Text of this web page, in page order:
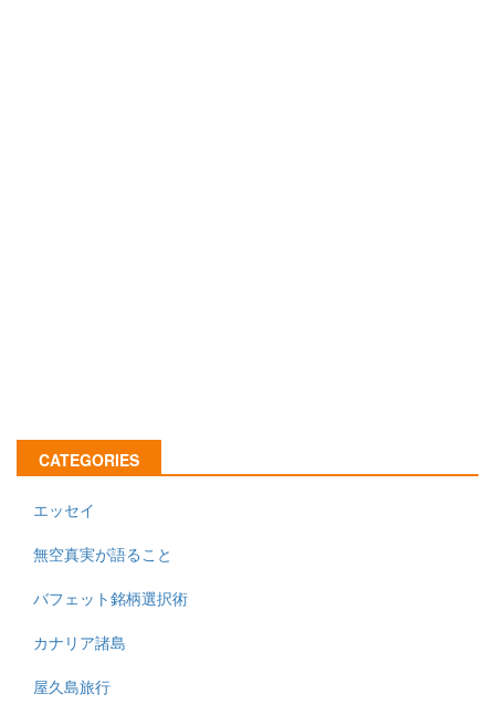
CATEGORIES
エッセイ
無空真実が語ること
バフェット銘柄選択術
カナリア諸島
屋久島旅行